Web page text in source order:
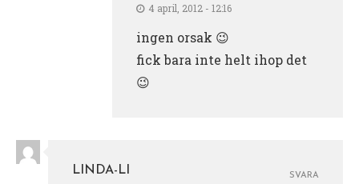
4 april, 2012 - 12:16
ingen orsak 😉
fick bara inte helt ihop det
😉
LINDA-LI
SVARA